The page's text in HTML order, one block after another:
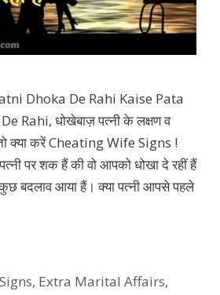
Dhoka De Rahi Kaise Pata
Rahi, धोखेबाज़ पत्नी के लक्षण व
तो क्या करें Cheating Wife Signs !
पर शक हैं की वो आपको धोखा दे रहीं हैं
बदलाव आया हैं। क्या पत्नी आपसे पहले
, Extra Marital Affairs,